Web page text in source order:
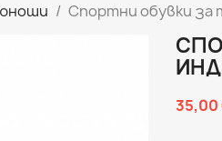
Спортни обувки за
35,00